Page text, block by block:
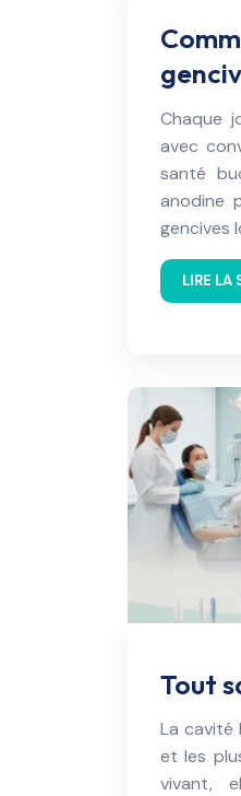
Chaque
avec
santé
anodine
gencives
LIRE LA
Tout
La cavité
et les
vivant,